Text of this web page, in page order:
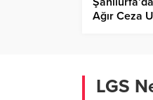
Ağır Ceza
LGS